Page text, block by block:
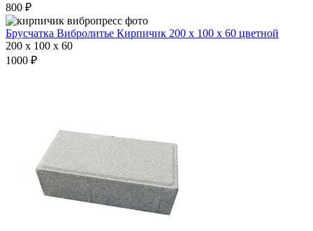
800 ₽
Брусчатка Вибролитье Кирпичик 200 х 100 х 60 цветной
200 x 100 x 60
1000 ₽